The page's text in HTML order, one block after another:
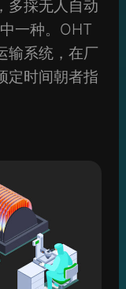
多採无人自动
一种。OHT
输系统，在厂
定时间朝者指